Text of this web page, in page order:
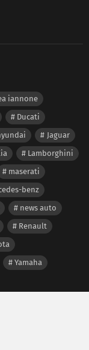
iannone
Ducati
Jaguar
Lamborghini
maserati
benz
news auto
Renault
Yamaha